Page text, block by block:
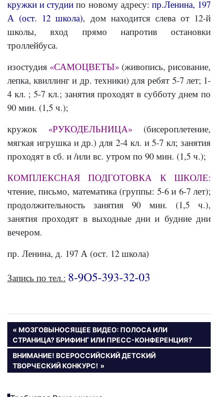
кружки и студии по новому адресу: пр.Ленина, 197
А (ост. 12 школа), дом находится слева от 12-й
школы, вход прямо напротив остановки
троллейбуса.
изостудия «САМОЦВЕТЫ» (живопись, рисование,
лепка, квиллинг и др. техники) для ребят 5-7 лет; 1-
4 кл. ; 5-7 кл.; занятия проходят в субботу днем по
90 мин. (1,5 ч.);
кружок «РУКОДЕЛЬНИЦА» (бисероплетение,
мягкая игрушка и др.) для 2-4 кл. и 5-7 кл; занятия
проходят в сб. и /или вс. утром по 90 мин. (1,5 ч.);
КОМПЛЕКСНАЯ ПОДГОТОВКА К ШКОЛЕ:
чтение, письмо, математика (группы: 5-6 и 6-7 лет);
продолжительность занятия 90 мин. (1,5 ч.),
занятия проходят в выходные дни и будние дни
вечером.
пр. Ленина, д. 197 А (ост. 12 школа)
Запись по тел.: 8-9О5-393-32-03
Навигация
по
записям
ПРЕДЫДУЩАЯ
ЗАПИСЬ:
МОЗГОВЫНОСЯЩЕЕ ВИДЕО: ПОЛОСА ИЛИ
СТРАНИЦА? БРИФИНГ ИЛИ ПРЕСС-КОНФЕРЕНЦИЯ?
СЛЕДУЮЩАЯ
ЗАПИСЬ:
ВНИМАНИЕ! ВСЕРОССИЙСКИЙ ДЕТСКИЙ
ТВОРЧЕСКИЙ КОНКУРС!